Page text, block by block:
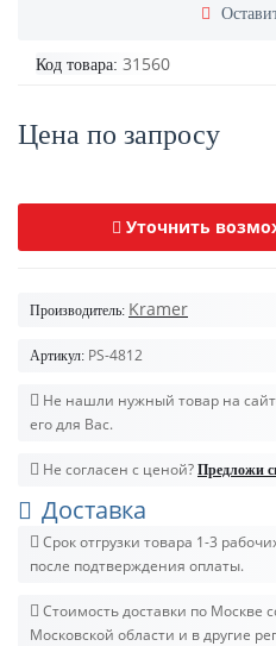
Код товара: 31560
Цена по запросу
Уточнить
Производитель: Kramer
Артикул: PS-4812
Не нашли нужный товар на
его для Вас.
Не согласен с ценой? Предложи
Доставка
Срок отгрузки товара 1-3
после подтверждения оплаты.
Стоимость доставки по Москве
Московской области и в другие